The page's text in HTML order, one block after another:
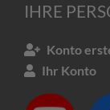
IHRE
Konto
Ihr Konto